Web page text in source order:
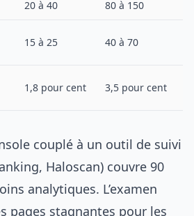
20 à 40 80 à 150
15 à 25 40 à 70
1,8 pour cent 3,5 pour cent
couplé à un outil de suivi
Haloscan) couvre 90
analytiques. L’examen
pages stagnantes pour les